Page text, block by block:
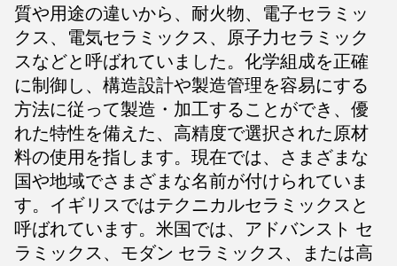
質や用途の違いから、耐火物、電子セラミッ
クス、電気セラミックス、原子力セラミック
スなどと呼ばれていました。化学組成を正確
に制御し、構造設計や製造管理を容易にする
方法に従って製造・加工することができ、優
れた特性を備えた、高精度で選択された原材
料の使用を指します。現在では、さまざまな
国や地域でさまざまな名前が付けられていま
す。イギリスではテクニカルセラミックスと
呼ばれています。米国では、アドバンスト セ
ラミックス、モダン セラミックス、または高